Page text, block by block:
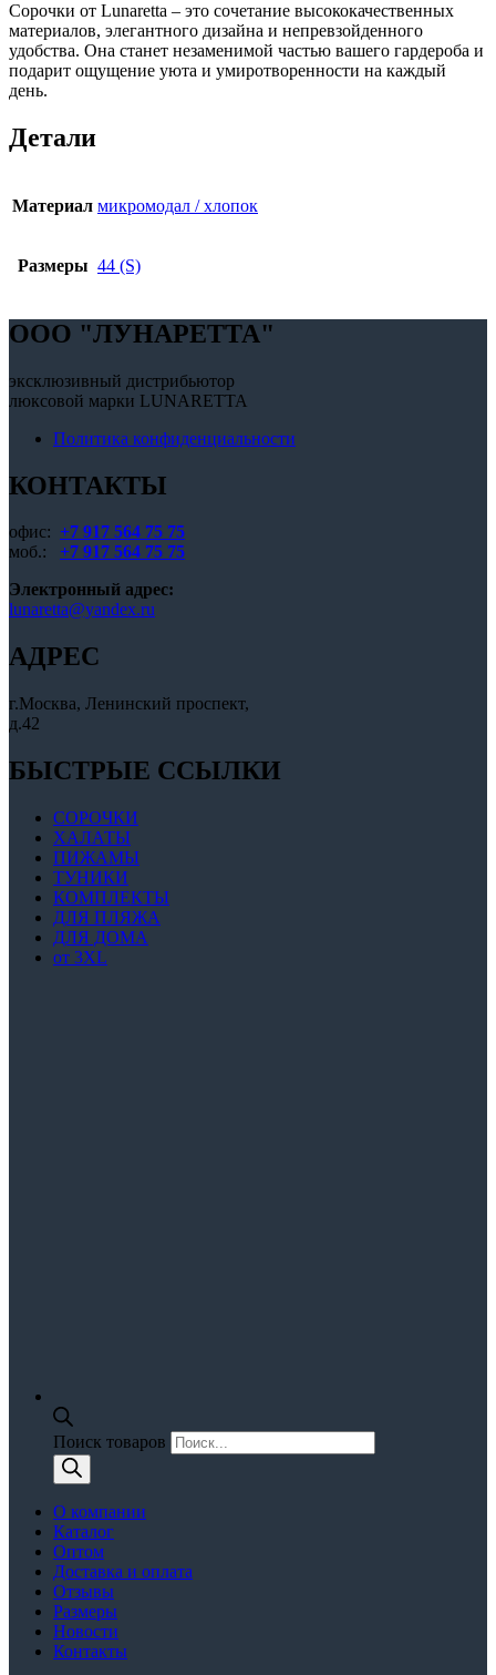
Сорочки от Lunaretta – это сочетание высококачественных
материалов, элегантного дизайна и непревзойденного
удобства. Она станет незаменимой частью вашего гардероба и
подарит ощущение уюта и умиротворенности на каждый
день.
Детали
Материал микромодал / хлопок
Размеры 44 (S)
OOO "ЛУНАРЕТТА"
эксклюзивный дистрибьютор
люксовой марки LUNARETTA
Политика конфиденциальности
КОНТАКТЫ
офис: +7 917 564 75 75
моб.: +7 917 564 75 75
Электронный адрес:
lunaretta@yandex.ru
АДРЕС
г.Москва, Ленинский проспект,
д.42
БЫСТРЫЕ ССЫЛКИ
СОРОЧКИ
ХАЛАТЫ
ПИЖАМЫ
ТУНИКИ
КОМПЛЕКТЫ
ДЛЯ ПЛЯЖА
ДЛЯ ДОМА
от 3XL
Поиск товаров
О компании
Каталог
Оптом
Доставка и оплата
Отзывы
Размеры
Новости
Контакты